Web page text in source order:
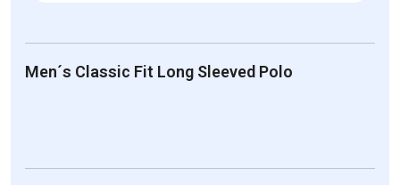
Men´s Classic Fit Long Sleeved Polo